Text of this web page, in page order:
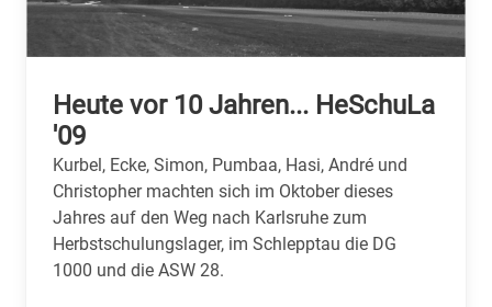
Heute vor 10 Jahren... HeSchuLa
'09
Kurbel, Ecke, Simon, Pumbaa, Hasi, André und
Christopher machten sich im Oktober dieses
Jahres auf den Weg nach Karlsruhe zum
Herbstschulungslager, im Schlepptau die DG
1000 und die ASW 28.